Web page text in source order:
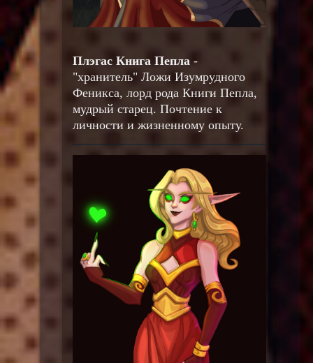
Плэгас Книга Пепла -
"хранитель" Ложи Изумрудного
Феникса, лорд рода Книги Пепла,
мудрый старец. Почтение к
личности и жизненному опыту.